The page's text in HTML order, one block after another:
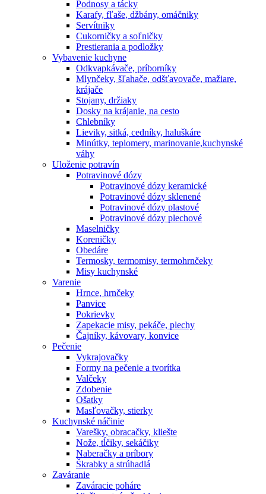
Podnosy a tácky
Karafy, fľaše, džbány, omáčniky
Servítniky
Cukorničky a soľničky
Prestierania a podložky
Vybavenie kuchyne
Odkvapkávače, príborníky
Mlynčeky, šľahače, odšťavovače, mažiare,
krájače
Stojany, držiaky
Dosky na krájanie, na cesto
Chlebníky
Lieviky, sitká, cedníky, haluškáre
Minútky, teplomery, marinovanie,kuchynské
váhy
Uloženie potravín
Potravinové dózy
Potravinové dózy keramické
Potravinové dózy sklenené
Potravinové dózy plastové
Potravinové dózy plechové
Maselničky
Koreničky
Obedáre
Termosky, termomisy, termohrnčeky
Misy kuchynské
Varenie
Hrnce, hrnčeky
Panvice
Pokrievky
Zapekacie misy, pekáče, plechy
Čajníky, kávovary, konvice
Pečenie
Vykrajovačky
Formy na pečenie a tvorítka
Valčeky
Zdobenie
Ošatky
Masľovačky, stierky
Kuchynské náčinie
Varešky, obracačky, kliešte
Nože, tĺčiky, sekáčiky
Naberačky a príbory
Škrabky a strúhadlá
Zaváranie
Zaváracie poháre